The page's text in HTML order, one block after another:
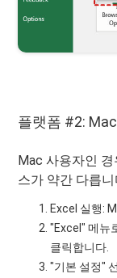
플랫폼 #2:
Mac 사용자인
스가 약간 다릅니
Excel 실행:
"Excel" 메뉴
클릭합니다.
"기본 설정"